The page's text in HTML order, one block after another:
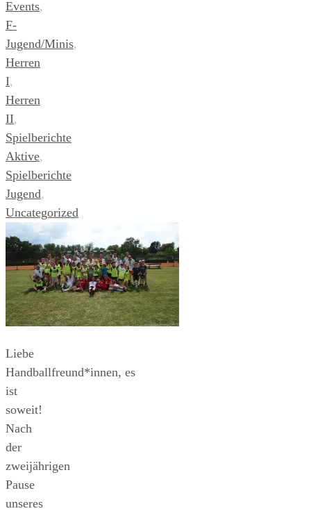
Events,
F-
Jugend/Minis,
Herren
I,
Herren
II,
Spielberichte
Aktive,
Spielberichte
Jugend,
Uncategorized
Liebe
Handballfreund*innen, es
ist
soweit!
Nach
der
zweijährigen
Pause
unseres